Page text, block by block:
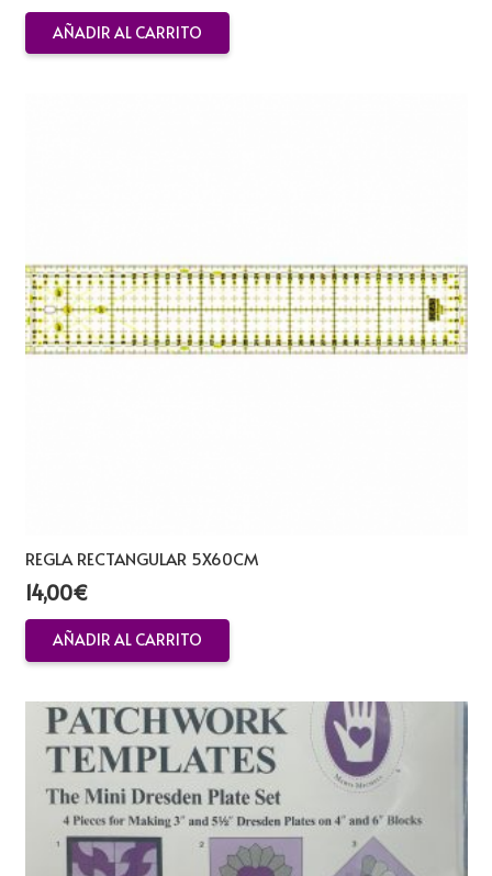
AÑADIR AL CARRITO
REGLA RECTANGULAR 5X60CM
14,00€
AÑADIR AL CARRITO